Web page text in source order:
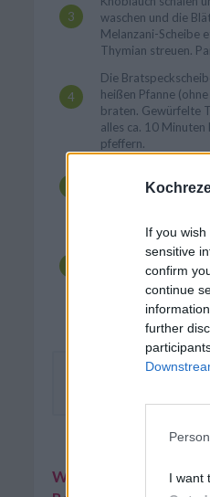
If you
sensitive
confirm
continue
further
I want
waschen und die
Melanzani-Scheibe
Thymian streuen.
Die
heißen Pfanne
braten. Gewürfelte
alles ca. 10 Minuten
pfeffern.
und nun
Den Camembert in
und zuletzt auf der
ca. 20 Minuten
je nach
servieren.
Zur Melanzani-Tomaten-
Weitere interessante